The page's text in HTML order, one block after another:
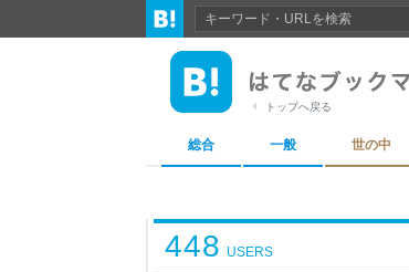
トップへ戻る
総合 一般 世の中
448 USERS